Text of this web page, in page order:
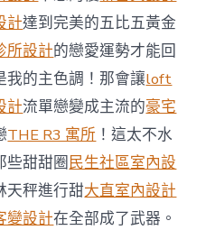
租
用〉
中
計達到完美的五比五黃金
所設計的戀愛運勢才能回
我的主色調！那會讓loft
計流單戀變成主流的豪宅
THE R3 寓所 ！這太不水
些甜甜圈民生社區室內設
天秤進行甜大直室內設計
變設計在全部成了武器。